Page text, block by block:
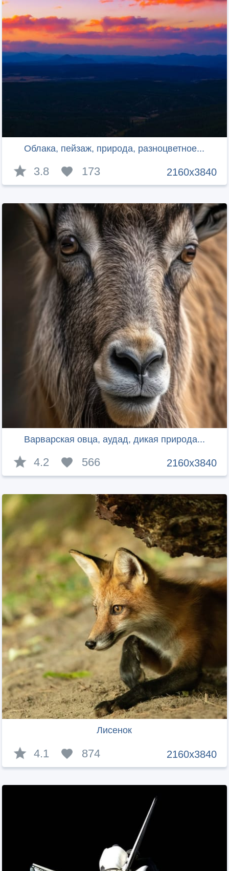
Облака, пейзаж, природа, разноцветное...
2160x3840
3.8 173
Варварская овца, аудад, дикая природа...
2160x3840
4.2 566
Лисенок
2160x3840
4.1 874